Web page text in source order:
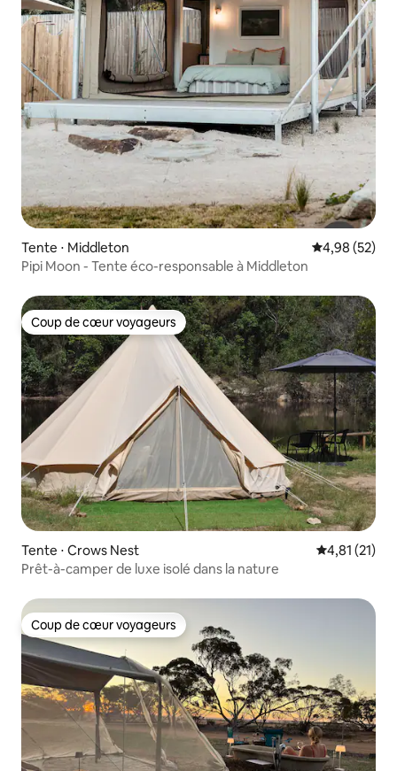
Tente ⋅ Middleton Évaluation
4,98 (52)
Pipi Moon - Tente éco-responsable à Middleton
Coup de cœur voyageurs
Coup de cœur voyageurs
Tente ⋅ Crows Nest Évaluation
4,81 (21)
Prêt-à-camper de luxe isolé dans la nature
Coup de cœur voyageurs
Coup de cœur voyageurs